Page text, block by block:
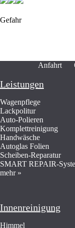
Gefahr
Anfahrt
Leistungen
Wagenpflege
Lackpolitur
Auto-Polieren
Komplettreinigung
Handwäsche
Autoglas Folien
Scheiben-Reparatur
SMART REPAIR-
mehr »
Innenreinigung
Himmel